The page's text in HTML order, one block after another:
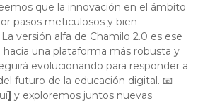
que la innovación en el ámbito
pasos meticulosos y bien
versión alfa de Chamilo 2.0 es ese
hacia una plataforma más robusta y
evolucionando para responder a
futuro de la educación digital. 📧
] y exploremos juntos nuevas